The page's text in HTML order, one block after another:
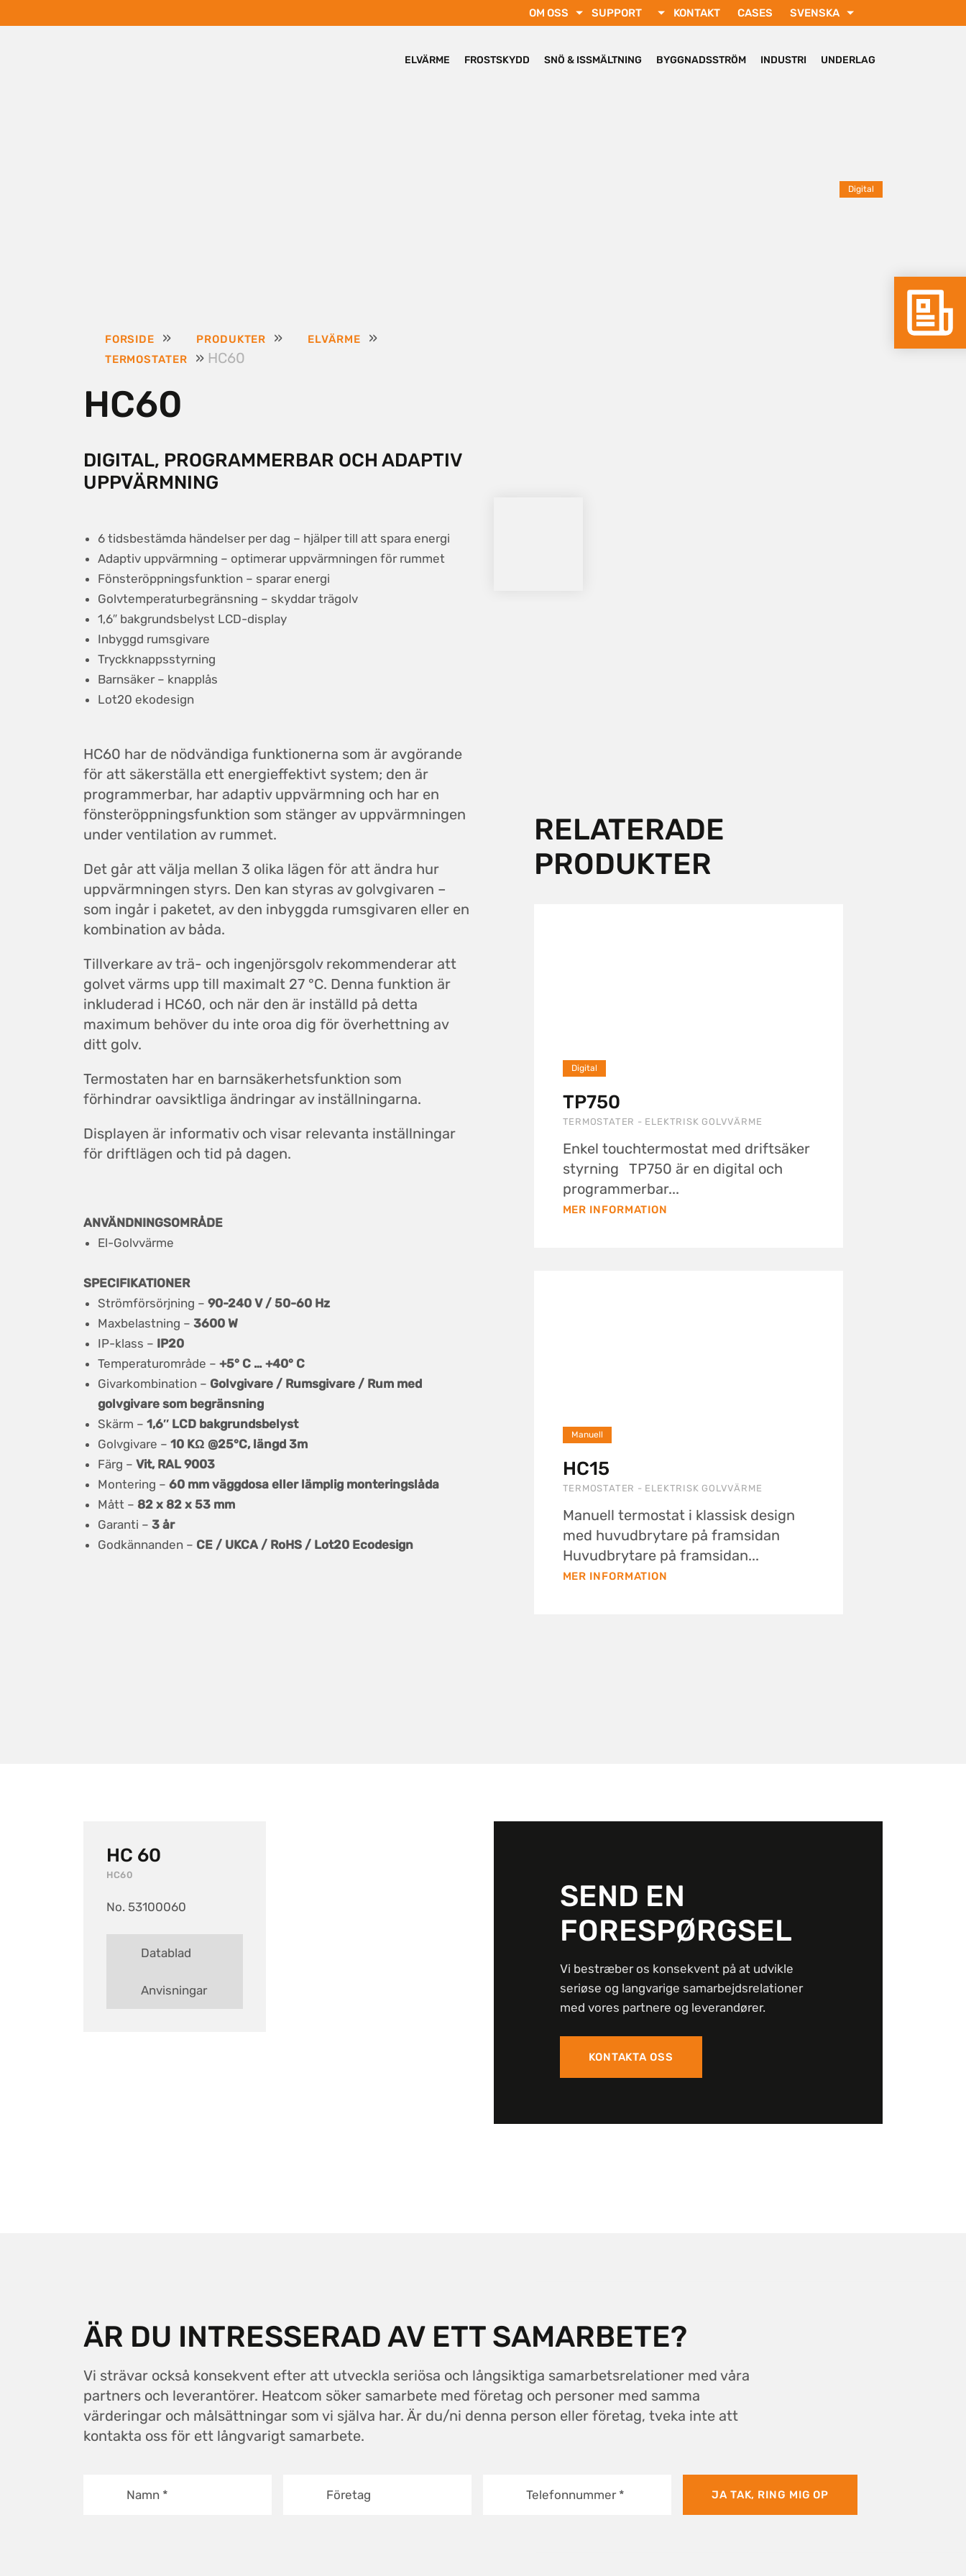
OM OSS SUPPORT KONTAKT CASES SVENSKA
ENGLISH
ELVÄRME FROSTSKYDD SNÖ & ISSMÄLTNING BYGGNADSSTRÖM INDUSTRI UNDERLAG
FORSIDE » PRODUKTER » ELVÄRME »
TERMOSTATER » HC60
HC60
DIGITAL, PROGRAMMERBAR OCH ADAPTIV
UPPVÄRMNING
6 tidsbestämda händelser per dag – hjälper till att spara energi
Adaptiv uppvärmning – optimerar uppvärmningen för rummet
Fönsteröppningsfunktion – sparar energi
Golvtemperaturbegränsning – skyddar trägolv
1,6″ bakgrundsbelyst LCD-display
Inbyggd rumsgivare
Tryckknappsstyrning
Barnsäker – knapplås
Lot20 ekodesign
HC60 har de nödvändiga funktionerna som är avgörande
för att säkerställa ett energieffektivt system; den är
programmerbar, har adaptiv uppvärmning och har en
fönsteröppningsfunktion som stänger av uppvärmningen
under ventilation av rummet.
Det går att välja mellan 3 olika lägen för att ändra hur
uppvärmningen styrs. Den kan styras av golvgivaren –
som ingår i paketet, av den inbyggda rumsgivaren eller en
kombination av båda.
Tillverkare av trä- och ingenjörsgolv rekommenderar att
golvet värms upp till maximalt 27 °C. Denna funktion är
inkluderad i HC60, och när den är inställd på detta
maximum behöver du inte oroa dig för överhettning av
ditt golv.
Termostaten har en barnsäkerhetsfunktion som
förhindrar oavsiktliga ändringar av inställningarna.
Displayen är informativ och visar relevanta inställningar
för driftlägen och tid på dagen.
ANVÄNDNINGSOMRÅDE
El-Golvvärme
SPECIFIKATIONER
Strömförsörjning – 90-240 V / 50-60 Hz
Maxbelastning – 3600 W
IP-klass – IP20
Temperaturområde – +5° C … +40° C
Givarkombination – Golvgivare / Rumsgivare / Rum med
golvgivare som begränsning
Skärm – 1,6″ LCD bakgrundsbelyst
Golvgivare – 10 KΩ @25°C, längd 3m
Färg – Vit, RAL 9003
Montering – 60 mm väggdosa eller lämplig monteringslåda
Mått – 82 x 82 x 53 mm
Garanti – 3 år
Godkännanden – CE / UKCA / RoHS / Lot20 Ecodesign
Digital
RELATERADE
PRODUKTER
Digital
TP750
TERMOSTATER - ELEKTRISK GOLVVÄRME
Enkel touchtermostat med driftsäker
styrning TP750 är en digital och
programmerbar...
MER INFORMATION
Manuell
HC15
TERMOSTATER - ELEKTRISK GOLVVÄRME
Manuell termostat i klassisk design
med huvudbrytare på framsidan
Huvudbrytare på framsidan...
MER INFORMATION
HC 60
HC60
No. 53100060
Datablad
Anvisningar
SEND EN
FORESPØRGSEL
Vi bestræber os konsekvent på at udvikle
seriøse og langvarige samarbejdsrelationer
med vores partnere og leverandører.
KONTAKTA OSS
ÄR DU INTRESSERAD AV ETT SAMARBETE?
Vi strävar också konsekvent efter att utveckla seriösa och långsiktiga samarbetsrelationer med våra
partners och leverantörer. Heatcom söker samarbete med företag och personer med samma
värderingar och målsättningar som vi själva har. Är du/ni denna person eller företag, tveka inte att
kontakta oss för ett långvarigt samarbete.
Namn * Företag Telefonnummer * JA TAK, RING MIG OP